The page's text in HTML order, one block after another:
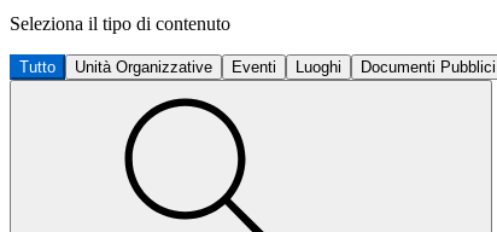
Seleziona il tipo di contenuto
Tutto Unità Organizzative Eventi Luoghi Documenti Pubblici